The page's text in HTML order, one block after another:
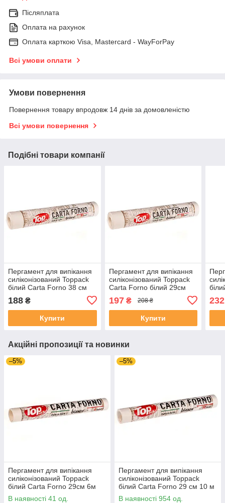
Післяплата
Оплата на рахунок
Оплата карткою Visa, Mastercard - WayForPay
Всі умови оплати
Умови повернення
Повернення товару впродовж 14 днів за домовленістю
Всі умови повернення
Подібні товари компанії
Пергамент для випікання
силіконізований Toppack
білий Carta Forno 38 см
188 ₴
Купити
Пергамент для випікання
силіконізований Toppack
Carta Forno білий 29см
197₴ 208 ₴
Купити
232
Акційні пропозиції та новинки
–5%
Пергамент для випікання
силіконізований Toppack
білий Carta Forno 29см 6м
В наявності 41 од.
–5%
Пергамент для випікання
силіконізований Toppack
білий Carta Forno 29 см 10 м
В наявності 954 од.